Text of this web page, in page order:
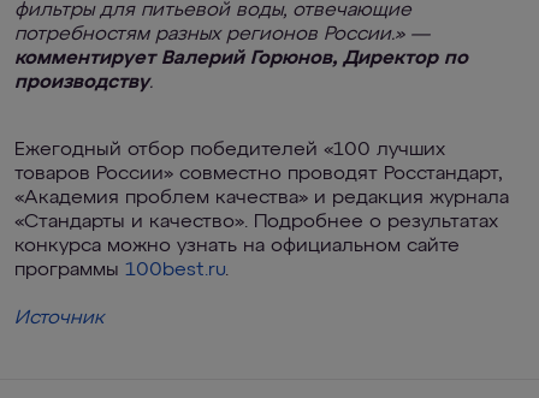
фильтры для питьевой воды, отвечающие
потребностям разных регионов России.» —
комментирует Валерий Горюнов, Директор по
производству.
Ежегодный отбор победителей «100 лучших
товаров России» совместно проводят Росстандарт,
«Академия проблем качества» и редакция журнала
«Стандарты и качество». Подробнее о результатах
конкурса можно узнать на официальном сайте
программы 100best.ru.
Источник